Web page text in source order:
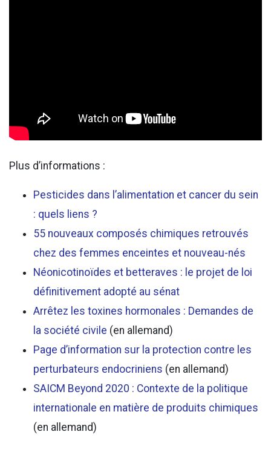
Plus d’informations :
Pesticides dans l’alimentation et cancer du sein
: quels liens ?
55 nouveaux composés chimiques retrouvés
chez des femmes enceintes et nouveau-nés
Néonicotinoïdes et betteraves : le projet de loi
définitivement adopté au sénat
Arrêtez les toxines hormonales : Demandes de
la société civile (en allemand)
Page d’information sur la protection contre les
perturbateurs endocriniens (en allemand)
SAICM Beyond 2020 : Contexte de la politique
internationale en matière de produits chimiques
(en allemand)